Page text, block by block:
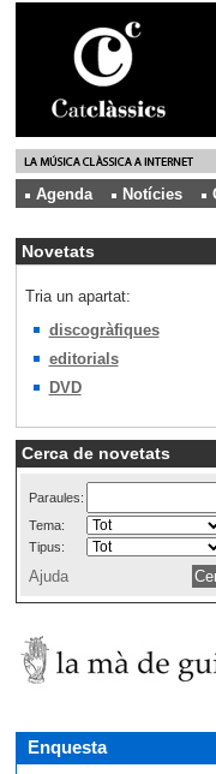
Agenda
Notícies
Novetats
Tria un apartat:
discogràfiques
editorials
DVD
Cerca de novetats
Paraules:
Tema:
Tipus:
Ajuda
Enquesta